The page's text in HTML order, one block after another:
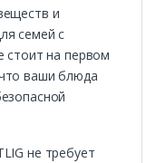
и
семей с
стоит на первом
ваши блюда
не требует